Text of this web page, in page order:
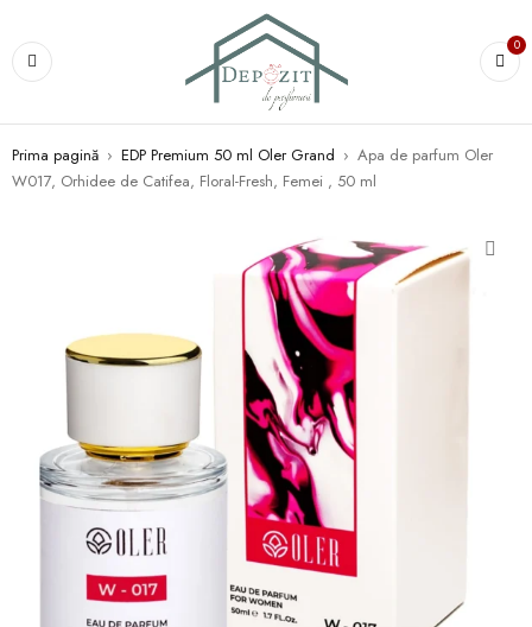
0
Prima pagină › EDP Premium 50 ml Oler Grand › Apa de parfum Oler
W017, Orhidee de Catifea, Floral-Fresh, Femei , 50 ml